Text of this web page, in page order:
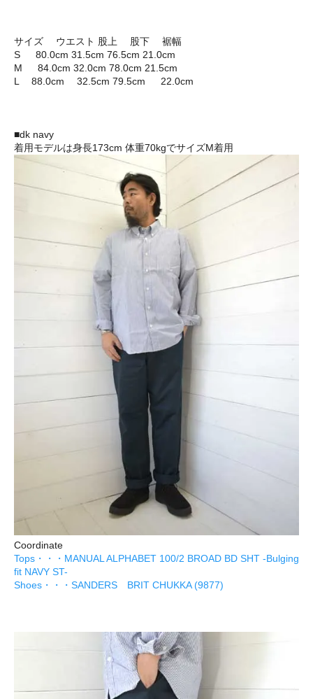
サイズ ウエスト 股上 股下 裾幅
S 80.0cm 31.5cm 76.5cm 21.0cm
M 84.0cm 32.0cm 78.0cm 21.5cm
L 88.0cm 32.5cm 79.5cm 22.0cm
■dk navy
着用モデルは身長173cm 体重70kgでサイズM着用
Coordinate
Tops・・・MANUAL ALPHABET 100/2 BROAD BD SHT -Bulging
fit NAVY ST-
Shoes・・・SANDERS BRIT CHUKKA (9877)